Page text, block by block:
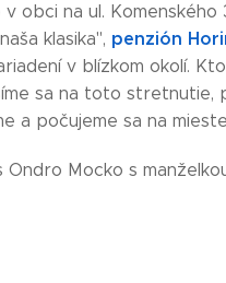
v obci na ul.
klasika", penzión
v blízkom okolí.
sa na toto stretnutie,
a počujeme sa na
Ondro Mocko s